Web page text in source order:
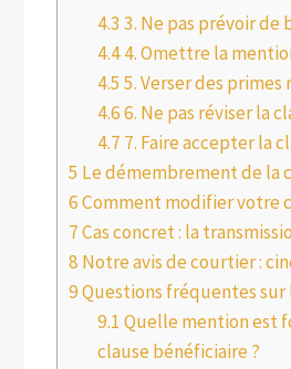
4.3 3. Ne pas prévoir de
4.44. Omettre la
4.5 5. Verser des
4.66. Ne pas réviser la
4.7 7. Faire accepter la
5 Le démembrement de la
6Comment modifier votre
7Cas concret : la
8 Notre avis de courtier :
9Questions fréquentes
9.1 Quelle mention est
clause bénéficiaire ?